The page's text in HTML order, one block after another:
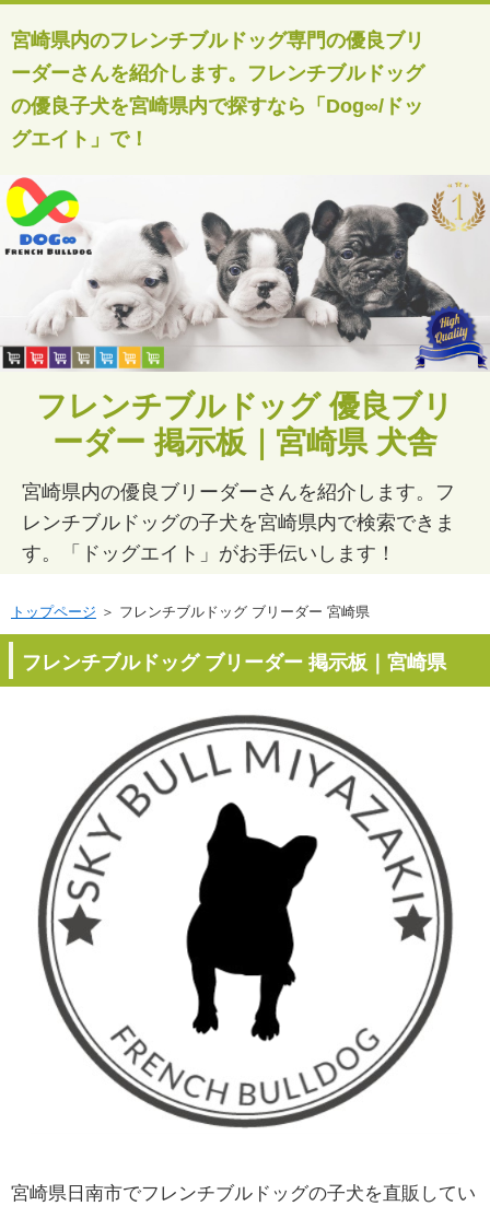
宮崎県内のフレンチブルドッグ専門の優良ブリ
ーダーさんを紹介します。フレンチブルドッグ
の優良子犬を宮崎県内で探すなら「Dog∞/ドッ
グエイト」で！
フレンチブルドッグ 優良ブリ
ーダー 掲示板｜宮崎県 犬舎
宮崎県内の優良ブリーダーさんを紹介します。フ
レンチブルドッグの子犬を宮崎県内で検索できま
す。「ドッグエイト」がお手伝いします！
トップページ ＞ フレンチブルドッグ ブリーダー 宮崎県
フレンチブルドッグ ブリーダー 掲示板｜宮崎県
宮崎県日南市でフレンチブルドッグの子犬を直販してい